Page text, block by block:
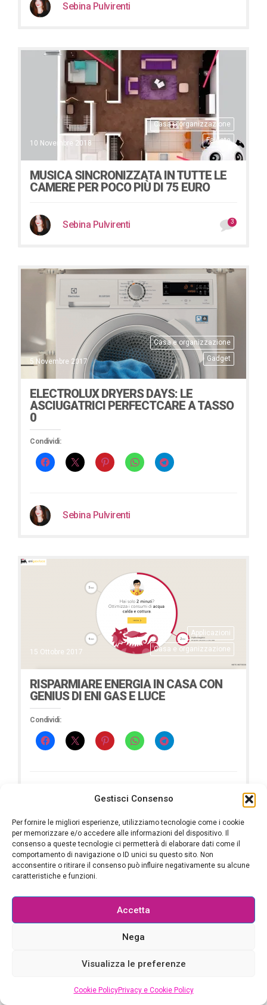
Gestisci Consenso
Per fornire le migliori esperienze, utilizziamo tecnologie come i cookie
per memorizzare e/o accedere alle informazioni del dispositivo. Il
consenso a queste tecnologie ci permetterà di elaborare dati come il
comportamento di navigazione o ID unici su questo sito. Non
acconsentire o ritirare il consenso può influire negativamente su alcune
caratteristiche e funzioni.
Accetta
Nega
Visualizza le preferenze
Cookie PolicyPrivacy e Cookie Policy
Sebina Pulvirenti
Casa e organizzazione
Faidate
10 Novembre 2018
MUSICA SINCRONIZZATA IN TUTTE LE
CAMERE PER POCO PIÙ DI 75 EURO
Sebina Pulvirenti 3
Casa e organizzazione
Gadget
5 Novembre 2017
ELECTROLUX DRYERS DAYS: LE
ASCIUGATRICI PERFECTCARE A TASSO
0
Condividi:
Sebina Pulvirenti
Applicazioni
Casa e organizzazione
15 Ottobre 2017
RISPARMIARE ENERGIA IN CASA CON
GENIUS DI ENI GAS E LUCE
Condividi:
Sebina Pulvirenti
LOAD MORE